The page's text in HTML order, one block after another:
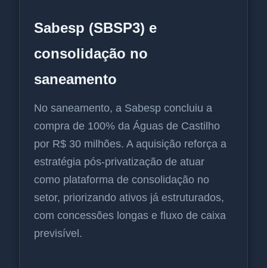
Sabesp (SBSP3) e
consolidação no
saneamento
No saneamento, a Sabesp concluiu a
compra de 100% da Águas de Castilho
por R$ 30 milhões. A aquisição reforça a
estratégia pós-privatização de atuar
como plataforma de consolidação no
setor, priorizando ativos já estruturados,
com concessões longas e fluxo de caixa
previsível.